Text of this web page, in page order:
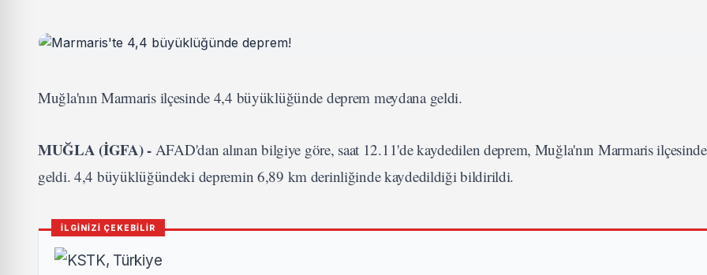
Muğla'nın Marmaris ilçesinde 4,4 büyüklüğünde deprem meydana geldi.
MUĞLA (İGFA) - AFAD'dan alınan bilgiye göre, saat 12.11'de kaydedilen deprem, Muğla'nın Marmaris
geldi. 4,4 büyüklüğündeki depremin 6,89 km derinliğinde kaydedildiği bildirildi.
İLGİNİZİ ÇEKEBİLİR